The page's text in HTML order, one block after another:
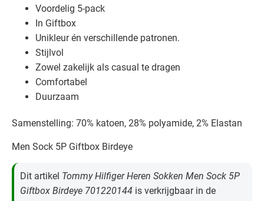
Voordelig 5-pack
In Giftbox
Unikleur én verschillende patronen.
Stijlvol
Zowel zakelijk als casual te dragen
Comfortabel
Duurzaam
Samenstelling: 70% katoen, 28% polyamide, 2% Elastan
Men Sock 5P Giftbox Birdeye
Dit artikel Tommy Hilfiger Heren Sokken Men Sock 5P
Giftbox Birdeye 701220144 is verkrijgbaar in de